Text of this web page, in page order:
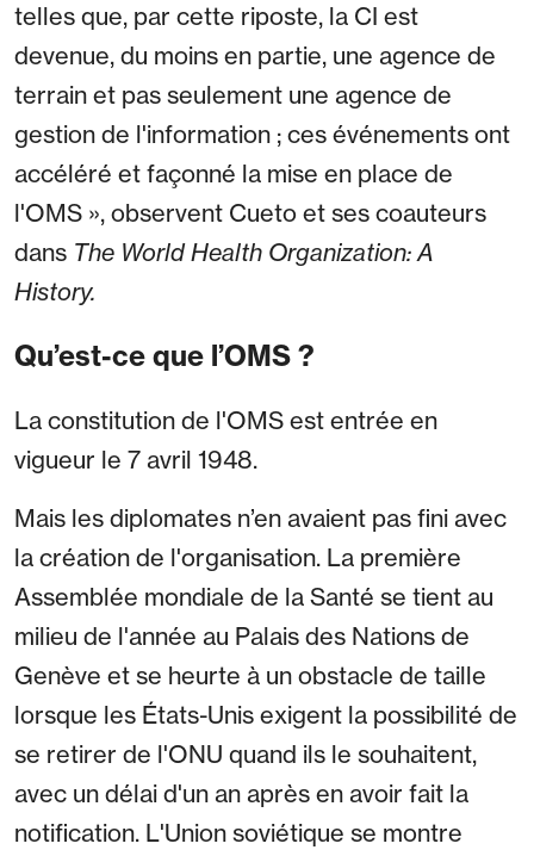
telles que, par cette riposte, la CI est
devenue, du moins en partie, une agence de
terrain et pas seulement une agence de
gestion de l'information ; ces événements ont
accéléré et façonné la mise en place de
l'OMS », observent Cueto et ses coauteurs
dans The World Health Organization: A
History.
Qu’est-ce que l’OMS ?
La constitution de l'OMS est entrée en
vigueur le 7 avril 1948.
Mais les diplomates n’en avaient pas fini avec
la création de l'organisation. La première
Assemblée mondiale de la Santé se tient au
milieu de l'année au Palais des Nations de
Genève et se heurte à un obstacle de taille
lorsque les États-Unis exigent la possibilité de
se retirer de l'ONU quand ils le souhaitent,
avec un délai d'un an après en avoir fait la
notification. L'Union soviétique se montre